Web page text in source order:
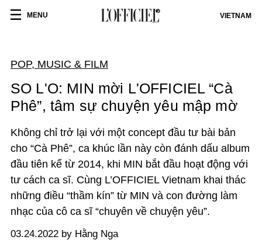
MENU VIETNAM
POP, MUSIC & FILM
SO L'O: MIN mời L'OFFICIEL “Cà
Phê”, tâm sự chuyện yêu mập mờ
Không chỉ trở lại với một concept đầu tư bài bản
cho “Cà Phê”, ca khúc lần này còn đánh dấu album
đầu tiên kể từ 2014, khi MIN bắt đầu hoạt động với
tư cách ca sĩ. Cùng L’OFFICIEL Vietnam khai thác
những điều “thầm kín” từ MIN và con đường làm
nhạc của cô ca sĩ “chuyên về chuyện yêu”.
03.24.2022 by Hằng Nga